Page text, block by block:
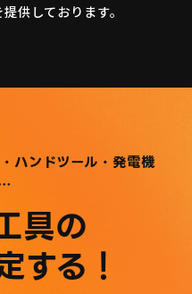
供しております。
ハンドツール・発電機
具の
する！